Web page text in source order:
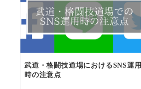
武道・格闘技道場におけるSNS運用
時の注意点